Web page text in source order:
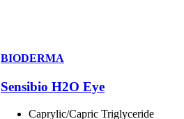
BIODERMA
Sensibio H2O Eye
Caprylic/Capric Triglyceride